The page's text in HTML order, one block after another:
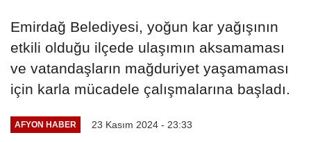
Emirdağ Belediyesi, yoğun kar yağışının
etkili olduğu ilçede ulaşımın aksamaması
ve vatandaşların mağduriyet yaşamaması
için karla mücadele çalışmalarına başladı.
AFYON HABER 23 Kasım 2024 - 23:33